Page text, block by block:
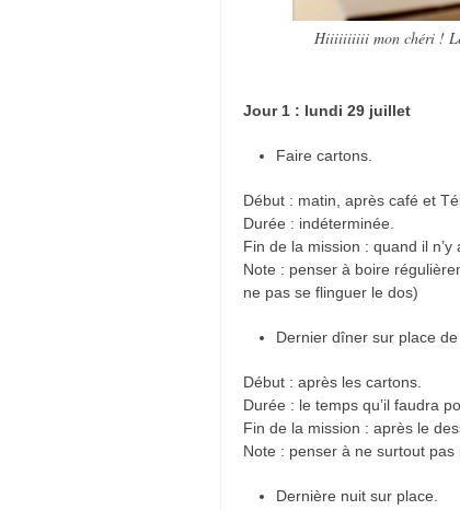
Hiiiiiiiiii mon chéri ! Le
Jour 1 : lundi 29 juillet
Faire cartons.
Début : matin, après café et
Durée : indéterminée.
Fin de la mission : quand il n’y
Note : penser à boire
ne pas se flinguer le dos)
Dernier dîner sur place de
Début : après les cartons.
Durée : le temps qu’il faudra
Fin de la mission : après le
Note : penser à ne surtout
Dernière nuit sur place.